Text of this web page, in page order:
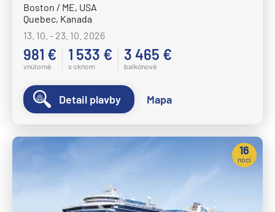
Boston / ME, USA
Quebec, Kanada
13. 10. - 23. 10. 2026
981 €
vnútorná
1 533 €
s oknom
3 465 €
balkónová
Detail plavby Mapa
16
nocí